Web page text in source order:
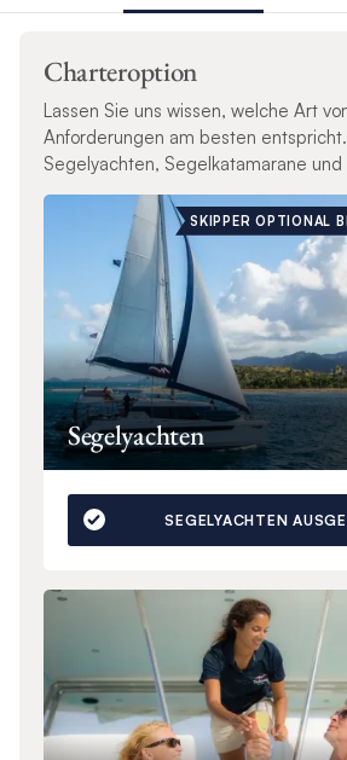
Charteroption
Lassen Sie uns wissen, welche Art
Anforderungen am besten
Segelyachten, Segelkatamarane
SKIPPER OPTIONAL
Segelyachten
SEGELYACHTEN